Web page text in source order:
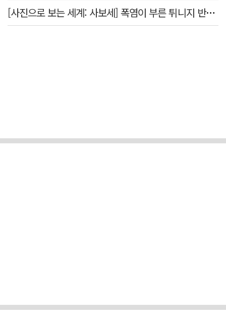
[사진으로 보는 세계: 사보세] 폭염이 부른 튀니지 반정부 시위